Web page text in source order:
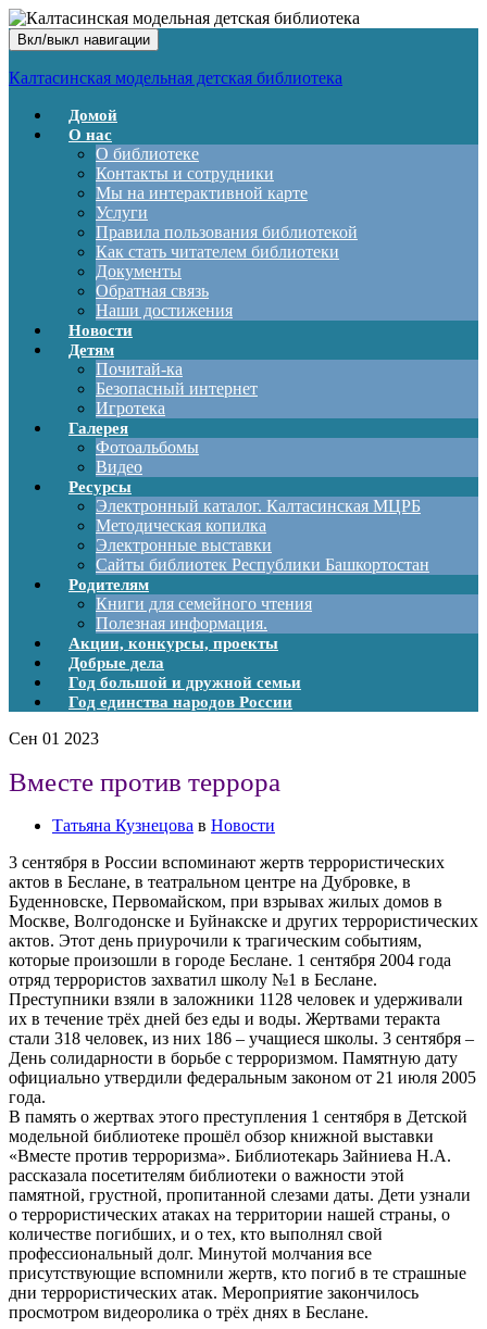
Вкл/выкл навигации
Калтасинская модельная детская библиотека
Домой
О нас
О библиотеке
Контакты и сотрудники
Мы на интерактивной карте
Услуги
Правила пользования библиотекой
Как стать читателем библиотеки
Документы
Обратная связь
Наши достижения
Новости
Детям
Почитай-ка
Безопасный интернет
Игротека
Галерея
Фотоальбомы
Видео
Ресурсы
Электронный каталог. Калтасинская МЦРБ
Методическая копилка
Электронные выставки
Сайты библиотек Республики Башкортостан
Родителям
Книги для семейного чтения
Полезная информация.
Акции, конкурсы, проекты
Добрые дела
Год большой и дружной семьи
Год единства народов России
Сен 01 2023
Вместе против террора
Татьяна Кузнецова в Новости
3 сентября в России вспоминают жертв террористических
актов в Беслане, в театральном центре на Дубровке, в
Буденновске, Первомайском, при взрывах жилых домов в
Москве, Волгодонске и Буйнакске и других террористических
актов. Этот день приурочили к трагическим событиям,
которые произошли в городе Беслане. 1 сентября 2004 года
отряд террористов захватил школу №1 в Беслане.
Преступники взяли в заложники 1128 человек и удерживали
их в течение трёх дней без еды и воды. Жертвами теракта
стали 318 человек, из них 186 – учащиеся школы. 3 сентября –
День солидарности в борьбе с терроризмом. Памятную дату
официально утвердили федеральным законом от 21 июля 2005
года.
В память о жертвах этого преступления 1 сентября в Детской
модельной библиотеке прошёл обзор книжной выставки
«Вместе против терроризма». Библиотекарь Зайниева Н.А.
рассказала посетителям библиотеки о важности этой
памятной, грустной, пропитанной слезами даты. Дети узнали
о террористических атаках на территории нашей страны, о
количестве погибших, и о тех, кто выполнял свой
профессиональный долг. Минутой молчания все
присутствующие вспомнили жертв, кто погиб в те страшные
дни террористических атак. Мероприятие закончилось
просмотром видеоролика о трёх днях в Беслане.